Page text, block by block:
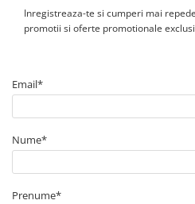
Inregistreaza-te si cumperi mai
promotii si oferte promotionale
Email*
Nume*
Prenume*